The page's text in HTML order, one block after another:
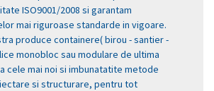
ISO9001/2008 si garantam
mai riguroase standarde in vigoare.
produce containere( birou - santier -
monobloc sau modulare de ultima
cele mai noi si imbunatatite metode
si structurare, pentru tot